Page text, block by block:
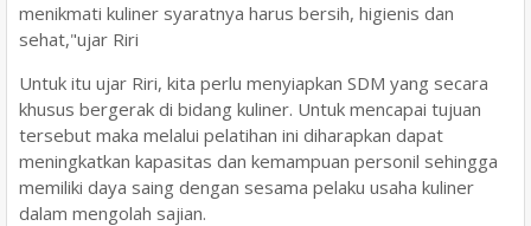
menikmati kuliner syaratnya harus bersih, higienis dan
sehat,"ujar Riri
Untuk itu ujar Riri, kita perlu menyiapkan SDM yang secara
khusus bergerak di bidang kuliner. Untuk mencapai tujuan
tersebut maka melalui pelatihan ini diharapkan dapat
meningkatkan kapasitas dan kemampuan personil sehingga
memiliki daya saing dengan sesama pelaku usaha kuliner
dalam mengolah sajian.